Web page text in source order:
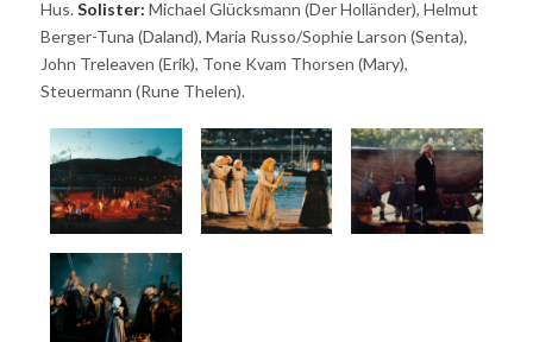
Hus.Solister: Michael Glücksmann (Der Holländer), Helmut
Berger-Tuna (Daland), Maria Russo/Sophie Larson (Senta),
John Treleaven (Erik), Tone Kvam Thorsen (Mary),
Steuermann (Rune Thelen).